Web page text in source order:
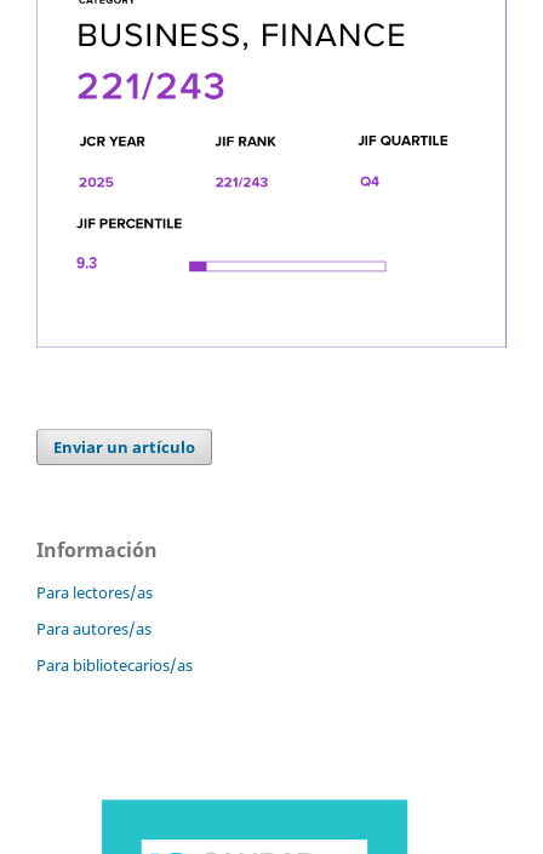
Enviar un artículo
Información
Para lectores/as
Para autores/as
Para bibliotecarios/as